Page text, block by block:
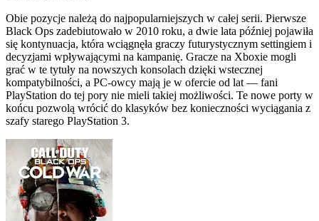
Obie pozycje należą do najpopularniejszych w całej serii. Pierwsze
Black Ops zadebiutowało w 2010 roku, a dwie lata później pojawiła
się kontynuacja, która wciągnęła graczy futurystycznym settingiem i
decyzjami wpływającymi na kampanię. Gracze na Xboxie mogli
grać w te tytuły na nowszych konsolach dzięki wstecznej
kompatybilności, a PC-owcy mają je w ofercie od lat — fani
PlayStation do tej pory nie mieli takiej możliwości. Te nowe porty w
końcu pozwolą wrócić do klasyków bez konieczności wyciągania z
szafy starego PlayStation 3.